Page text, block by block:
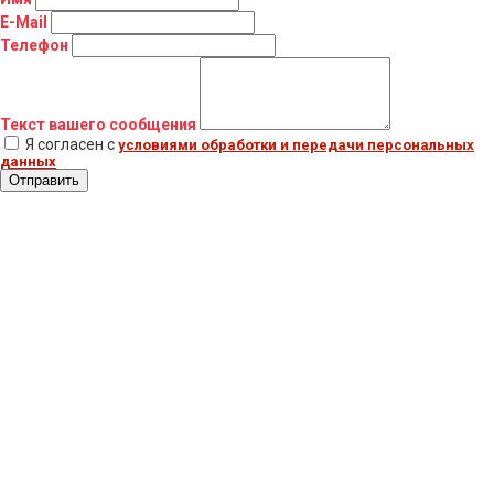
E-Mail
Телефон
Текст вашего сообщения
Я согласен с условиями обработки и передачи персональных
данных
Отправить